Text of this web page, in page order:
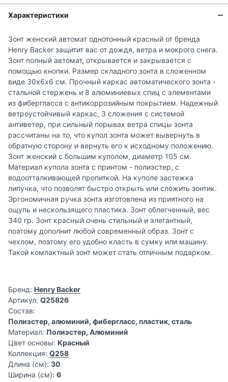
Характеристики
Зонт женский автомат однотонный красный от бренда
Henry Backer защитит вас от дождя, ветра и мокрого снега.
Зонт полный автомат, открывается и закрывается с
помощью кнопки. Размер складного зонта в сложенном
виде 30х6х6 см. Прочный каркас автоматического зонта -
стальной стержень и 8 алюминиевых спиц с элементами
из фибергласса с антикоррозийным покрытием. Надежный
ветроустойчивый каркас, 3 сложения с системой
антиветер, при сильный порывах ветра спицы зонта
рассчитаны на то, что купол зонта может вывернуть в
обратную сторону и вернуть его к исходному положению.
Зонт женский с большим куполом, диаметр 105 см.
Материал купола зонта с принтом - полиэстер, с
водоотталкивающей пропиткой. На куполе застежка
липучка, что позволят быстро открыть или сложить зонтик.
Эргономичная ручка зонта изготовлена из приятного на
ощупь и нескользящего пластика. Зонт облегченный, вес
340 гр. Зонт красный очень стильный и элегантный,
поэтому дополнит любой современный образ. Зонт с
чехлом, поэтому его удобно класть в сумку или машину.
Такой компактный зонт может стать отличным подарком.
Бренд: Henry Backer
Артикул: Q25826
Состав:
Полиэстер, алюминий, фибергласс, пластик, сталь
Материал: Полиэстер, Алюминий
Цвет основы: Красный
Коллекция: Q258
Длина (см): 30
Ширина (см): 6